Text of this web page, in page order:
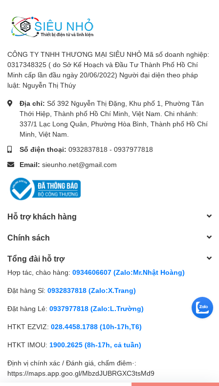
CÔNG TY TNHH THƯƠNG MẠI SIÊU NHỎ Mã số doanh nghiệp:
0317348325 ( do Sở Kế Hoạch và Đầu Tư Thành Phố Hồ Chí
Minh cấp lần đầu ngày 20/06/2022) Người đại diện theo pháp
luật: Nguyễn Thị Thúy
Địa chỉ: Số 392 Nguyễn Thị Đặng, Khu phố 1, Phường Tân
Thới Hiệp, Thành phố Hồ Chí Minh, Việt Nam. Chi nhánh:
337/1 Lạc Long Quân, Phường Hòa Bình, Thành phố Hồ Chí
Minh, Việt Nam.
Số điện thoại: 0932837818 - 0937977818
Email: sieunho.net@gmail.com
Hỗ trợ khách hàng
Chính sách
Tổng đài hỗ trợ
Hợp tác, chào hàng: 0934606607 (Zalo:Mr.Nhật Hoàng)
Đặt hàng Sỉ: 0932837818 (Zalo:X.Trang)
Đặt hàng Lẻ: 0937977818 (Zalo:L.Trường)
HTKT EZVIZ: 028.4458.1788 (10h-17h,T6)
HTKT IMOU: 1900.2625 (8h-17h, cả tuần)
Định vị chính xác / Đánh giá, chấm điêm·:
https://maps.app.goo.gl/MbzdJUBRGXC3tsMd9